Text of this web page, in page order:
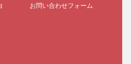
お問い合わせフォーム